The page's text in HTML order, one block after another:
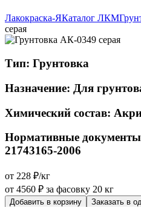
Лакокраска-ЯКаталог ЛКМ
серая
Тип: Грунтовка
Назначение: Для
Химический состав:
Нормативные
21743165-2006
от 228 ₽/кг
от 4560 ₽ за фасовку 20 кг
Добавить в корзину Заказать в